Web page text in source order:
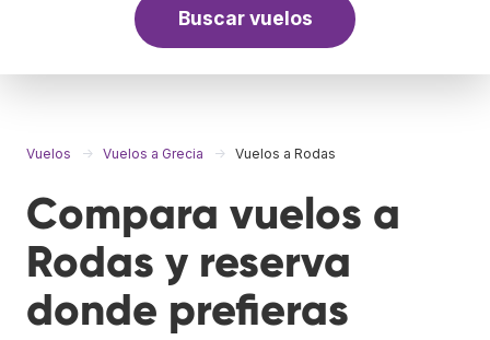
Buscar vuelos
Vuelos Vuelos a Grecia Vuelos a Rodas
Compara vuelos a
Rodas y reserva
donde prefieras